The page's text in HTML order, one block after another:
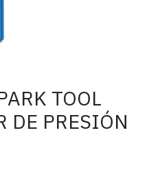
TOOL
DE PRESIÓN